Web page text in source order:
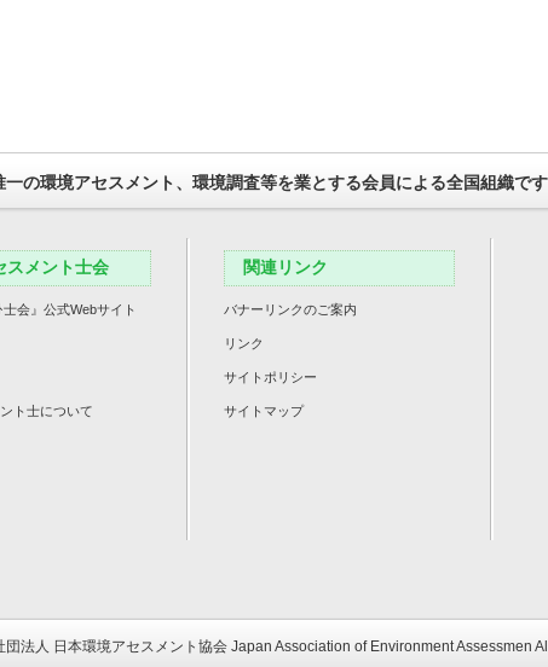
の環境アセスメント、環境調査等を業とする会員による全国組織です
スメント士会
士会』公式Webサイト
ト士について
関連リンク
バナーリンクのご案内
リンク
サイトポリシー
サイトマップ
法人 日本環境アセスメント協会 Japan Association of Environment Assessmen